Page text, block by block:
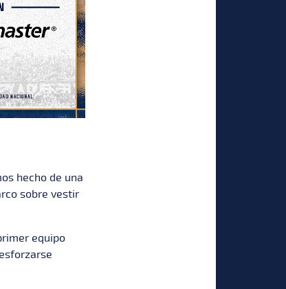
hecho de una
sobre vestir
equipo